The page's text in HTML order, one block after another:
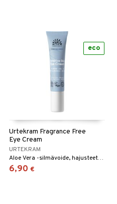
Urtekram Fragrance Free
Eye Cream
URTEKRAM
Aloe Vera -silmävoide, hajusteeton herkälle iholle.
6,90 €
eco